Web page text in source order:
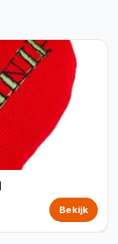
Bekijk